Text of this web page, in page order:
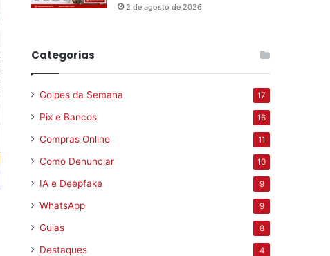
2 de agosto de 2026
Categorias
Golpes da Semana 17
Pix e Bancos 16
Compras Online 11
Como Denunciar 10
IA e Deepfake 9
WhatsApp 9
Guias 8
Destaques 4